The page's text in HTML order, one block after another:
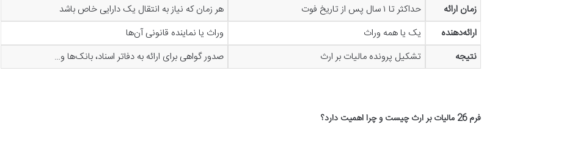
زمان ارائه
حداکثر تا ۱ سال پس از تاریخ فوت
هر زمان که نیاز به انتقال یک دارایی خاص باشد
ارائه‌دهنده
یک یا همه وراث
وراث یا نماینده قانونی آن‌ها
نتیجه
تشکیل پرونده مالیات بر ارث صدور گواهی برای ارائه به دفاتر اسناد، بانک‌ها و…
فرم 26 مالیات بر ارث چیست و چرا اهمیت دارد؟